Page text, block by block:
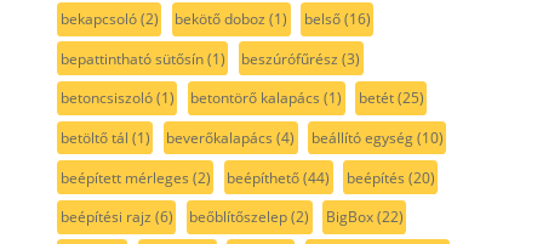
bekapcsoló(2) bekötő doboz (1) belső(16)
bepattintható sütősín(1) beszúrófűrész (3)
betoncsiszoló(1) betontörő kalapács (1) betét(25)
betöltő tál (1) beverőkalapács (4) beállító egység(10)
beépített mérleges (2) beépíthető(44) beépítés (20)
beépítési rajz (6) beőblítőszelep(2) BigBox(22)